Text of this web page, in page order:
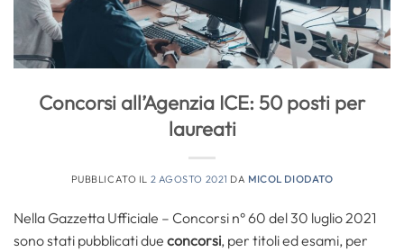
Concorsi all’Agenzia ICE: 50 posti per
laureati
PUBBLICATO IL 2 AGOSTO 2021 DA MICOL DIODATO
Nella Gazzetta Ufficiale – Concorsi n° 60 del 30 luglio 2021
sono stati pubblicati due concorsi, per titoli ed esami, per